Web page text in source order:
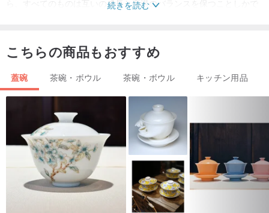
ら、すべてのものは互いの成長と衰退のバランスを保つことしかで
蓋を含む全高：約12.5cm
原産地: 台湾
材質:イエローの陶器
手作り
900度で素焼きし、1230度で釉薬をかけて焼いた釉薬は無毒で、食
続きを読む
こちらの商品もおすすめ
蓋碗 茶碗・ボウル 茶碗・ボウル キッチン用品